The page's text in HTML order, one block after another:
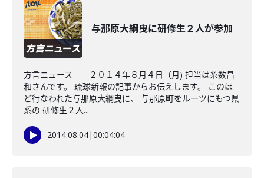
与那原大綱曳に研修生２人が参加
方言ニュース ２０１４年８月４日（月) 担当は糸数昌
和さんです。 琉球新報の記事からお伝えします。 このほ
ど行なわれた与那原大綱曳に、 与那原町をルーツにもつ県
系の 研修生２人...
2014.08.04|00:04:04